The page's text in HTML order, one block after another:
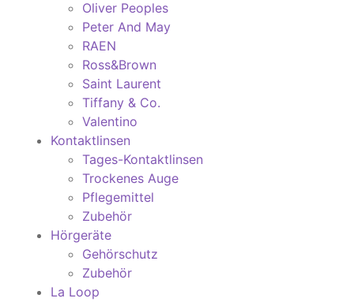
Oliver Peoples
Peter And May
RAEN
Ross&Brown
Saint Laurent
Tiffany & Co.
Valentino
Kontaktlinsen
Tages-Kontaktlinsen
Trockenes Auge
Pflegemittel
Zubehör
Hörgeräte
Gehörschutz
Zubehör
La Loop